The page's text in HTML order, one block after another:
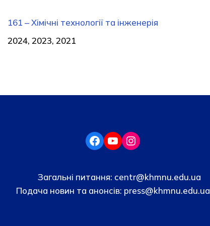
161 – Хімічні технології та інженерія
2024, 2023, 2021
Загальні питання: centr@khmnu.edu.ua
Подача новин та анонсів: press@khmnu.edu.ua